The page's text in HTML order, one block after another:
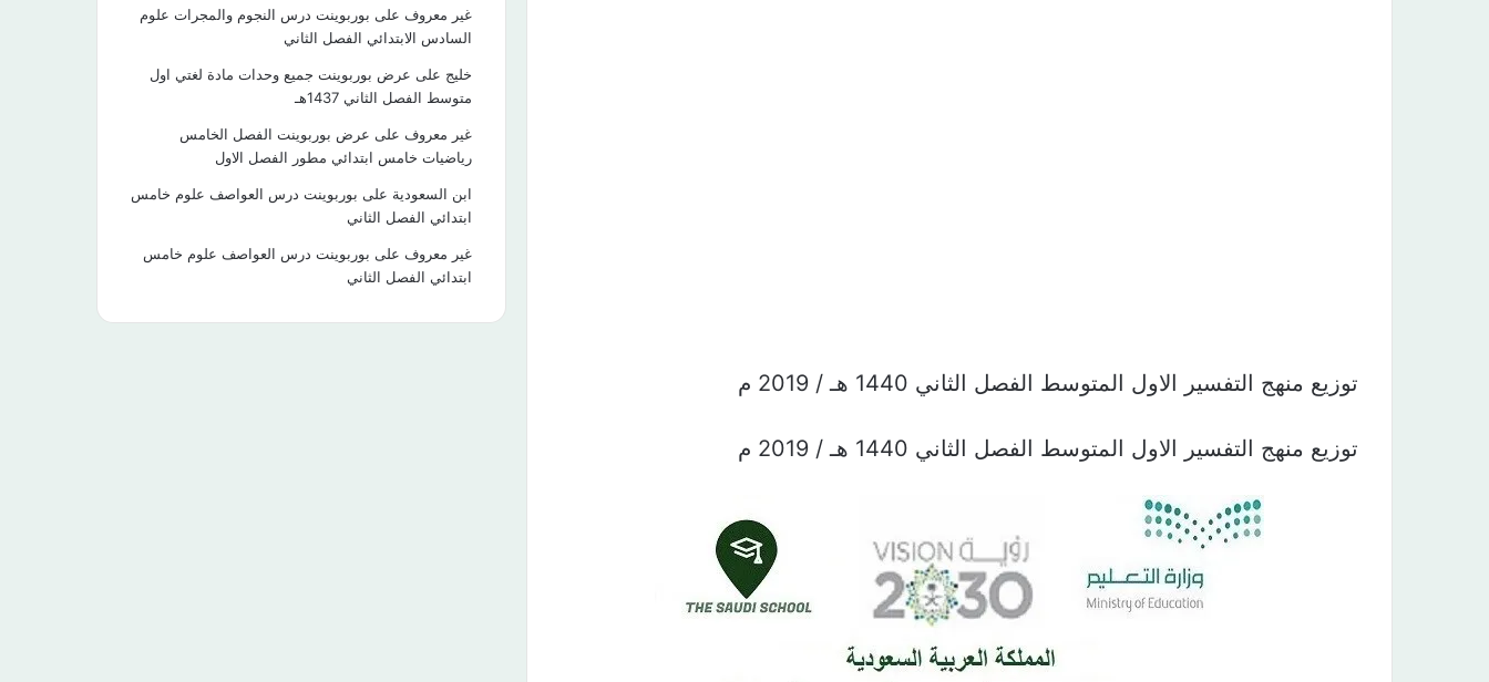
توزيع منهج التفسير الاول المتوسط الفصل الثاني 1440 هـ / 2019 م
توزيع منهج التفسير الاول المتوسط الفصل الثاني 1440 هـ / 2019 م
غير معروف على بوربوينت درس النجوم والمجرات علوم
السادس الابتدائي الفصل الثاني
خليج على عرض بوربوينت جميع وحدات مادة لغتي اول
متوسط الفصل الثاني 1437هـ
غير معروف على عرض بوربوينت الفصل الخامس
رياضيات خامس ابتدائي مطور الفصل الاول
ابن السعودية على بوربوينت درس العواصف علوم خامس
ابتدائي الفصل الثاني
غير معروف على بوربوينت درس العواصف علوم خامس
ابتدائي الفصل الثاني